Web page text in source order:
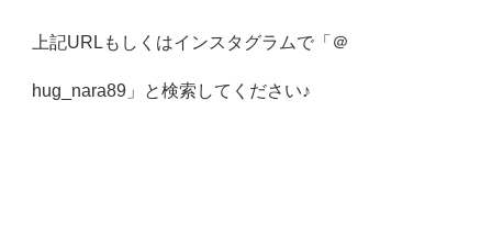
上記URLもしくはインスタグラムで「＠
hug_nara89」と検索してください♪